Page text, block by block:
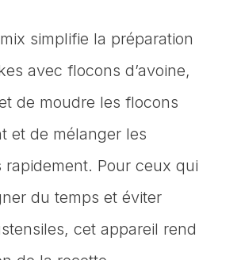
simplifie la préparation
avec flocons d’avoine,
de moudre les flocons
et de mélanger les
rapidement. Pour ceux qui
du temps et éviter
cet appareil rend